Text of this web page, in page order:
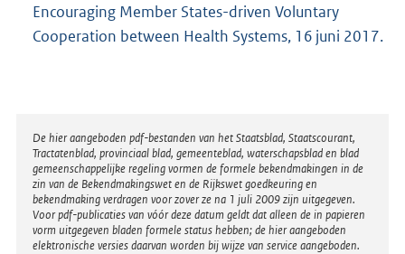
Encouraging Member States-driven Voluntary
Cooperation between Health Systems, 16 juni 2017.
Disclaimer
De hier aangeboden pdf-bestanden van het Staatsblad, Staatscourant,
Tractatenblad, provinciaal blad, gemeenteblad, waterschapsblad en blad
gemeenschappelijke regeling vormen de formele bekendmakingen in de
zin van de Bekendmakingswet en de Rijkswet goedkeuring en
bekendmaking verdragen voor zover ze na 1 juli 2009 zijn uitgegeven.
Voor pdf-publicaties van vóór deze datum geldt dat alleen de in papieren
vorm uitgegeven bladen formele status hebben; de hier aangeboden
elektronische versies daarvan worden bij wijze van service aangeboden.